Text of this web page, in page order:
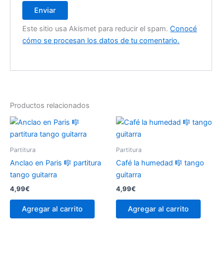
Este sitio usa Akismet para reducir el spam.Conocé
cómo se procesan los datos de tu comentario.
Productos relacionados
Partitura
Anclao en Paris 🎼 partitura
tango guitarra
4,99€
Agregar al carrito
Partitura
Café la humedad 🎼 tango
guitarra
4,99€
Agregar al carrito